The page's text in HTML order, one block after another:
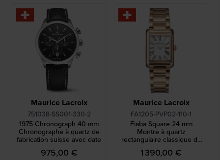
Maurice Lacroix
751038-SS001-330-2
1975 Chronograph 40 mm
Chronographe à quartz de
fabrication suisse avec date
975,00 €
Maurice Lacroix
FA1205-PVP02-110-1
Fiaba Square 24 mm
Montre à quartz
rectangulaire classique de
fabrication suisse avec
index romains
1 390,00 €